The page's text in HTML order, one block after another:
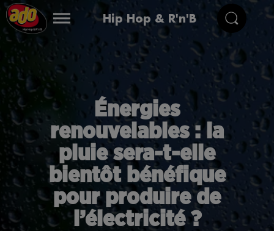
Hip Hop & R'n'B
Énergies
renouvelables : la
pluie sera-t-elle
bientôt bénéfique
pour produire de
l’électricité ?